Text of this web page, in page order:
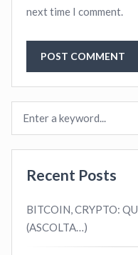
next time I comment.
Recent Posts
BITCOIN, CRYPTO:
(ASCOLTA…)